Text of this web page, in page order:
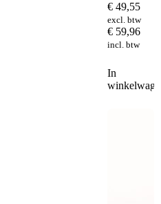
€ 49,55
excl. btw
€ 59,96
incl. btw
In
winkelwagen